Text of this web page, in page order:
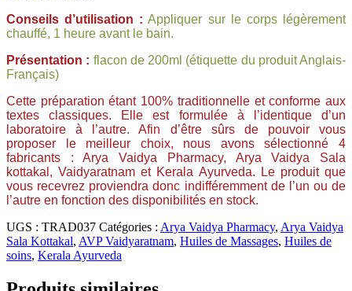
Conseils d’utilisation : Appliquer sur le corps légèrement
chauffé, 1 heure avant le bain.
Présentation : flacon de 200ml (étiquette du produit Anglais-
Français)
Cette préparation étant 100% traditionnelle et conforme aux
textes classiques. Elle est formulée à l’identique d’un
laboratoire à l’autre. Afin d’être sûrs de pouvoir vous
proposer le meilleur choix, nous avons sélectionné 4
fabricants : Arya Vaidya Pharmacy, Arya Vaidya Sala
kottakal, Vaidyaratnam et Kerala Ayurveda. Le produit que
vous recevrez proviendra donc indifféremment de l’un ou de
l’autre en fonction des disponibilités en stock.
UGS : TRAD037 Catégories : Arya Vaidya Pharmacy, Arya Vaidya
Sala Kottakal, AVP Vaidyaratnam, Huiles de Massages, Huiles de
soins, Kerala Ayurveda